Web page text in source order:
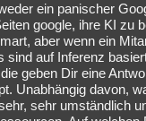
ein panischer
google, ihre KI zu
aber wenn ein
sind auf Inferenz
geben Dir eine
Unabhängig davon,
sehr umständlich